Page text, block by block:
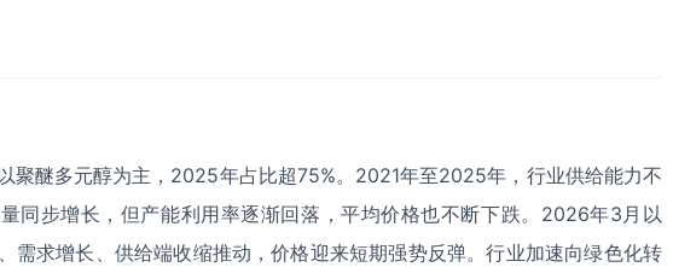
聚醚多元醇为主，2025年占比超75%。2021年至2025年，行业供给能力不
同步增长，但产能利用率逐渐回落，平均价格也不断下跌。2026年3月以
需求增长、供给端收缩推动，价格迎来短期强势反弹。行业加速向绿色化转